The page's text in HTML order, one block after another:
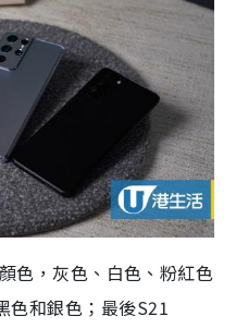
色，灰色、白色、粉紅色
色和銀色；最後S21